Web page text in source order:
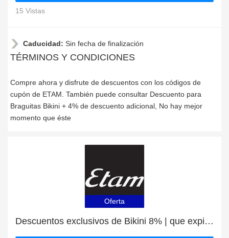
15 Vistas
Caducidad: Sin fecha de finalización
TÉRMINOS Y CONDICIONES
Compre ahora y disfrute de descuentos con los códigos de
cupón de ETAM. También puede consultar Descuento para
Braguitas Bikini + 4% de descuento adicional, No hay mejor
momento que éste
Oferta
Descuentos exclusivos de Bikini 8% | que expiran pronto